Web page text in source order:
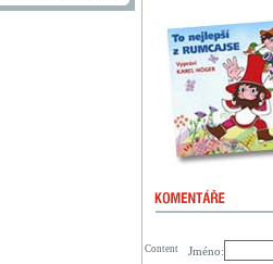
Jméno:
Content